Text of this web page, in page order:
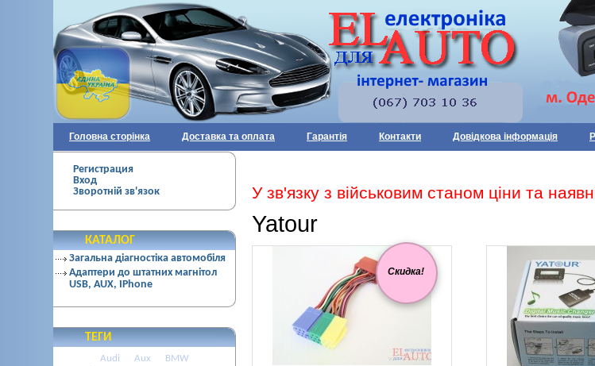
Головна сторінка Доставка та оплата Гарантія Контакти Довідкова інформація
Регистрация
Вход
Зворотній зв'язок
КАТАЛОГ
Загальна діагностіка автомобіля
Адаптери до штатних магнітол
USB, AUX, IPhone
ТЕГИ
Audi Aux
BMW
У зв'язку з військовим станом ціни та
Yatour
Скидка!